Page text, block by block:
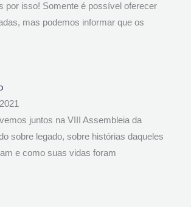
por isso! Somente é possível oferecer
mas podemos informar que os
juntos na VIII Assembleia da
sobre legado, sobre histórias daqueles
e como suas vidas foram